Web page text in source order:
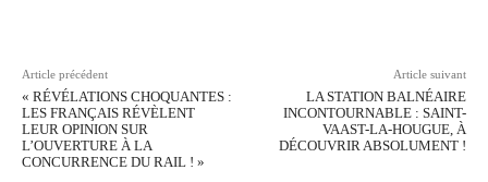
Article précédent
« RÉVÉLATIONS CHOQUANTES :
LES FRANÇAIS RÉVÈLENT
LEUR OPINION SUR
L’OUVERTURE À LA
CONCURRENCE DU RAIL ! »
Article suivant
LA STATION BALNÉAIRE
INCONTOURNABLE : SAINT-
VAAST-LA-HOUGUE, À
DÉCOUVRIR ABSOLUMENT !